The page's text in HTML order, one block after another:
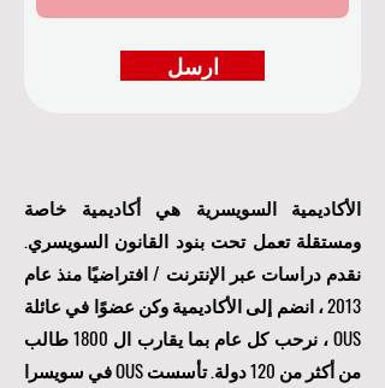
الأكاديمية السويسرية هي أكاديمية خاصة
ومستقلة تعمل تحت بنود القانون السويسري.
نقدم دراسات عبر الإنترنت / افتراضيًا منذ عام
2013 ، انضم إلى الأكاديمية وكن عضوًا في عائلة
OUS ، نرحب كل عام بما يقارب ال 1800 طالب
من أكثر من 120 دولة. تأسست OUS في سويسرا
ارسل